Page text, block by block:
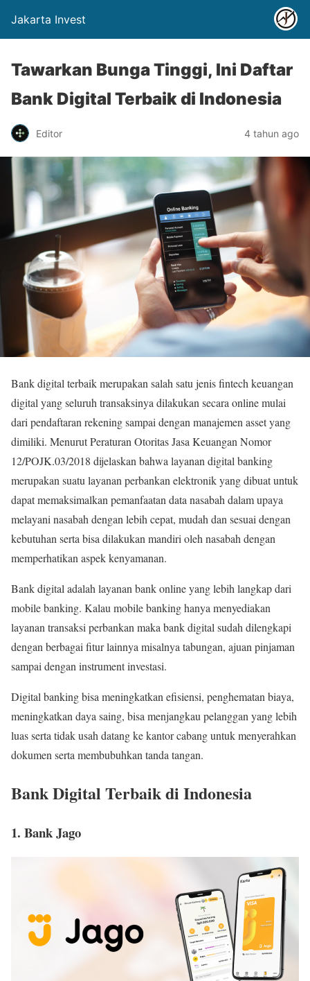
Jakarta Invest
Tawarkan Bunga Tinggi, Ini Daftar
Bank Digital Terbaik di Indonesia
Editor 4 tahun ago
Bank digital terbaik merupakan salah satu jenis fintech keuangan
digital yang seluruh transaksinya dilakukan secara online mulai
dari pendaftaran rekening sampai dengan manajemen asset yang
dimiliki. Menurut Peraturan Otoritas Jasa Keuangan Nomor
12/POJK.03/2018 dijelaskan bahwa layanan digital banking
merupakan suatu layanan perbankan elektronik yang dibuat untuk
dapat memaksimalkan pemanfaatan data nasabah dalam upaya
melayani nasabah dengan lebih cepat, mudah dan sesuai dengan
kebutuhan serta bisa dilakukan mandiri oleh nasabah dengan
memperhatikan aspek kenyamanan.
Bank digital adalah layanan bank online yang lebih langkap dari
mobile banking. Kalau mobile banking hanya menyediakan
layanan transaksi perbankan maka bank digital sudah dilengkapi
dengan berbagai fitur lainnya misalnya tabungan, ajuan pinjaman
sampai dengan instrument investasi.
Digital banking bisa meningkatkan efisiensi, penghematan biaya,
meningkatkan daya saing, bisa menjangkau pelanggan yang lebih
luas serta tidak usah datang ke kantor cabang untuk menyerahkan
dokumen serta membubuhkan tanda tangan.
Bank Digital Terbaik di Indonesia
1. Bank Jago